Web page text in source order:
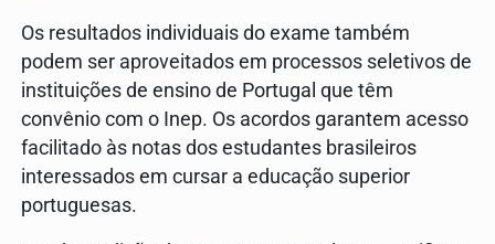
Os resultados individuais do exame também
podem ser aproveitados em processos seletivos de
instituições de ensino de Portugal que têm
convênio com o Inep. Os acordos garantem acesso
facilitado às notas dos estudantes brasileiros
interessados em cursar a educação superior
portuguesas.